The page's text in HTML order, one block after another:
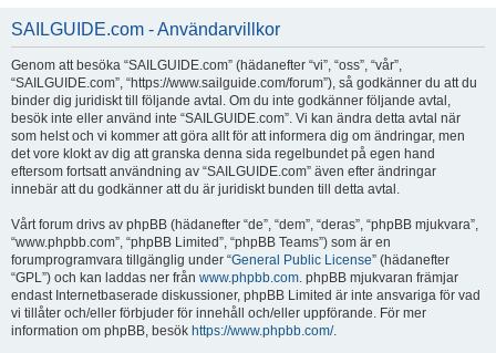
SAILGUIDE.com - Användarvillkor
Genom att besöka “SAILGUIDE.com” (hädanefter “vi”, “oss”, “vår”,
“SAILGUIDE.com”, “https://www.sailguide.com/forum”), så godkänner du att du
binder dig juridiskt till följande avtal. Om du inte godkänner följande avtal,
besök inte eller använd inte “SAILGUIDE.com”. Vi kan ändra detta avtal när
som helst och vi kommer att göra allt för att informera dig om ändringar, men
det vore klokt av dig att granska denna sida regelbundet på egen hand
eftersom fortsatt användning av “SAILGUIDE.com” även efter ändringar
innebär att du godkänner att du är juridiskt bunden till detta avtal.
Vårt forum drivs av phpBB (hädanefter “de”, “dem”, “deras”, “phpBB mjukvara”,
“www.phpbb.com”, “phpBB Limited”, “phpBB Teams”) som är en
forumprogramvara tillgänglig under “General Public License” (hädanefter
“GPL”) och kan laddas ner från www.phpbb.com. phpBB mjukvaran främjar
endast Internetbaserade diskussioner, phpBB Limited är inte ansvariga för vad
vi tillåter och/eller förbjuder för innehåll och/eller uppförande. För mer
information om phpBB, besök https://www.phpbb.com/.